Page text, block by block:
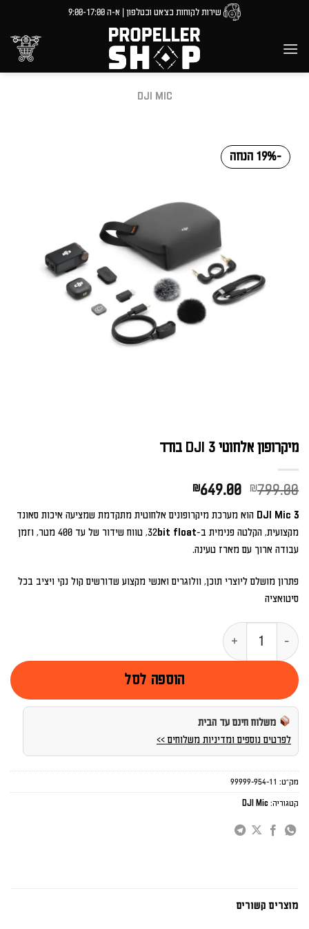
content
שירות לקוחות בצ'אט ובטלפון | א-ה 9:00-17:00
DJI MIC
-19% הנחה
מיקרופון אלחוטי DJI 3 בודד
₪799.00
המחיר
היה:
₪799.00.
₪649.00
הוא:
₪649.00.
DJI Mic 3 הוא מערכת מיקרופונים אלחוטית מתקדמת שמציעה איכות סאונד
מקצועית, הקלטה פנימית ב-32bit float, טווח שידור של עד 400 מטר, וזמן
עבודה ארוך עם מארז טעינה.
פתרון מושלם ליוצרי תוכן, וולוגרים ואנשי מקצוע שדורשים קול נקי ויציב בכל
סיטואציה
כמות של מיקרופון אלחוטי DJI 3 בודד
הוספה לסל
משלוח חינם עד הבית
לפרטים נוספים ומדיניות משלוחים >>
מק"ט: 99999-954-11
קטגוריה: DJI Mic
מוצרים קשורים